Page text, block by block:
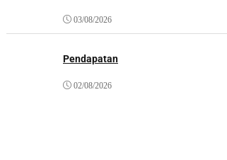
03/08/2026
Pendapatan
02/08/2026